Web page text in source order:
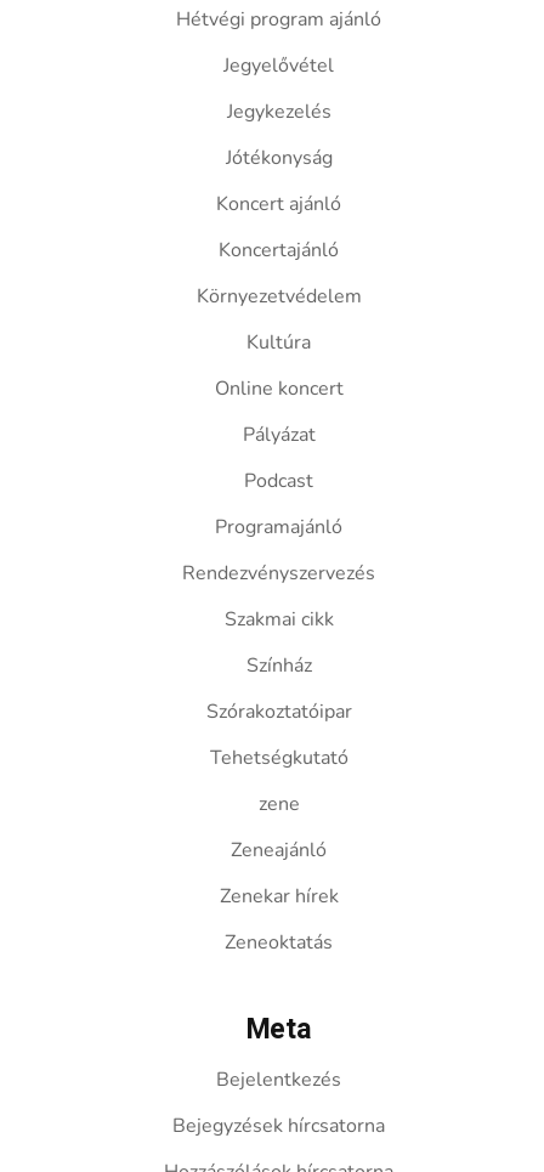
Hétvégi program ajánló
Jegyelővétel
Jegykezelés
Jótékonyság
Koncert ajánló
Koncertajánló
Környezetvédelem
Kultúra
Online koncert
Pályázat
Podcast
Programajánló
Rendezvényszervezés
Szakmai cikk
Színház
Szórakoztatóipar
Tehetségkutató
zene
Zeneajánló
Zenekar hírek
Zeneoktatás
Meta
Bejelentkezés
Bejegyzések hírcsatorna